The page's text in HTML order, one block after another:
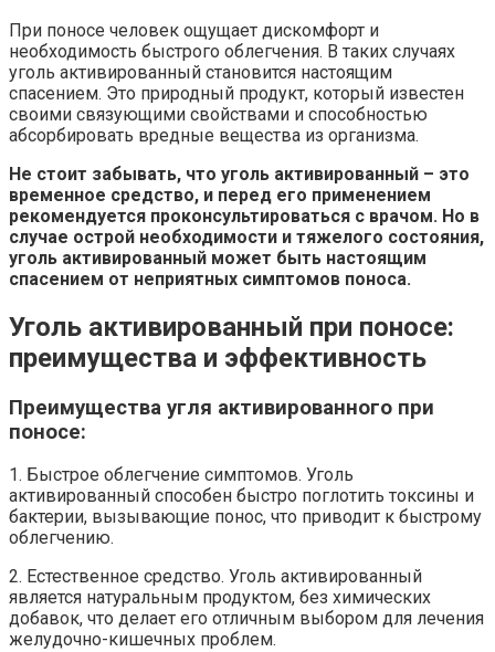
При поносе человек ощущает дискомфорт и
необходимость быстрого облегчения. В таких случаях
уголь активированный становится настоящим
спасением. Это природный продукт, который известен
своими связующими свойствами и способностью
абсорбировать вредные вещества из организма.
Не стоит забывать, что уголь активированный – это
временное средство, и перед его применением
рекомендуется проконсультироваться с врачом. Но в
случае острой необходимости и тяжелого состояния,
уголь активированный может быть настоящим
спасением от неприятных симптомов поноса.
Уголь активированный при поносе:
преимущества и эффективность
Преимущества угля активированного при
поносе:
1. Быстрое облегчение симптомов. Уголь
активированный способен быстро поглотить токсины и
бактерии, вызывающие понос, что приводит к быстрому
облегчению.
2. Естественное средство. Уголь активированный
является натуральным продуктом, без химических
добавок, что делает его отличным выбором для лечения
желудочно-кишечных проблем.